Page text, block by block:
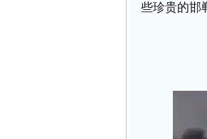
些珍贵的邯